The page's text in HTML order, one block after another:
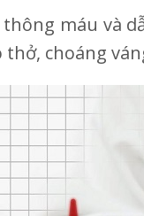
máu và
choáng